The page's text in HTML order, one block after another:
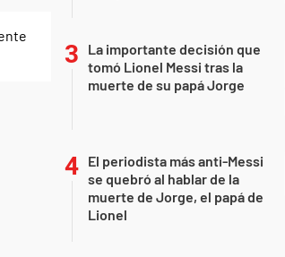
La importante decisión que
tomó Lionel Messi tras la
muerte de su papá Jorge
El periodista más anti-Messi
se quebró al hablar de la
muerte de Jorge, el papá de
Lionel